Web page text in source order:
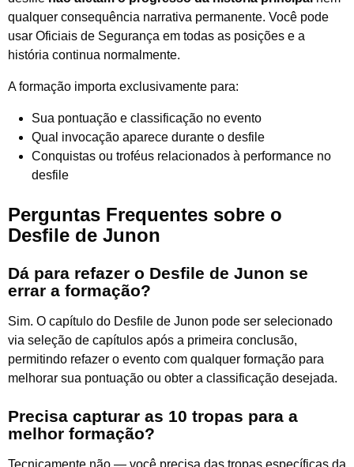
qualquer consequência narrativa permanente. Você pode
usar Oficiais de Segurança em todas as posições e a
história continua normalmente.
A formação importa exclusivamente para:
Sua pontuação e classificação no evento
Qual invocação aparece durante o desfile
Conquistas ou troféus relacionados à performance no
desfile
Perguntas Frequentes sobre o
Desfile de Junon
Dá para refazer o Desfile de Junon se
errar a formação?
Sim. O capítulo do Desfile de Junon pode ser selecionado
via seleção de capítulos após a primeira conclusão,
permitindo refazer o evento com qualquer formação para
melhorar sua pontuação ou obter a classificação desejada.
Precisa capturar as 10 tropas para a
melhor formação?
Tecnicamente não — você precisa das tropas específicas da